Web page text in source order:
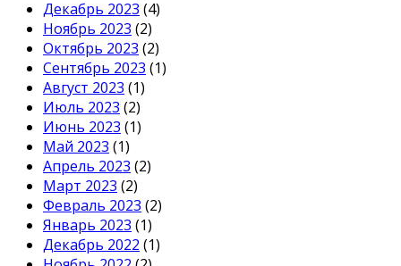
Декабрь 2023 (4)
Ноябрь 2023 (2)
Октябрь 2023 (2)
Сентябрь 2023 (1)
Август 2023 (1)
Июль 2023 (2)
Июнь 2023 (1)
Май 2023 (1)
Апрель 2023 (2)
Март 2023 (2)
Февраль 2023 (2)
Январь 2023 (1)
Декабрь 2022 (1)